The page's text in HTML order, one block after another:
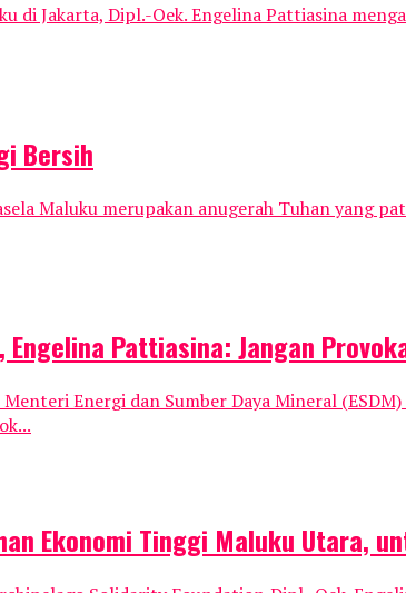
di Jakarta, Dipl.-Oek. Engelina Pattiasina
Bersih
Maluku merupakan anugerah Tuhan yang
Pattiasina: Jangan
Energi dan Sumber Daya Mineral
Ekonomi Tinggi Maluku Utara,